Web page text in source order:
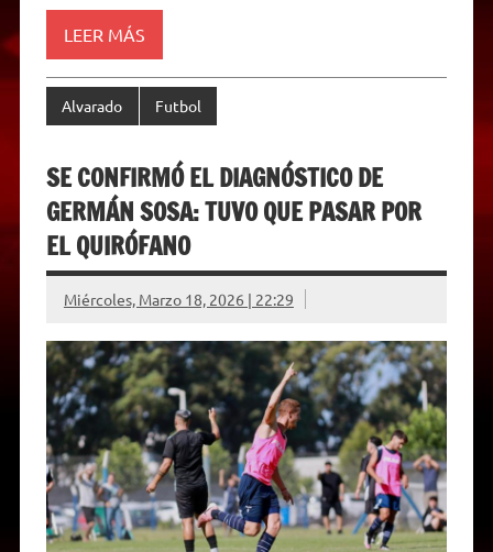
LEER MÁS
Alvarado Futbol
SE CONFIRMÓ EL DIAGNÓSTICO DE
GERMÁN SOSA: TUVO QUE PASAR POR
EL QUIRÓFANO
Miércoles, Marzo 18, 2026 | 22:29